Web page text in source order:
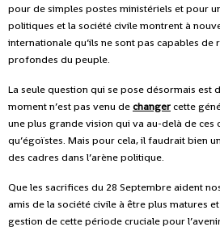
pour de simples postes ministériels et pour
politiques et la société civile montrent à
internationale qu’ils ne sont pas capables
profondes du peuple.
La seule question qui se pose désormais est
moment n’est pas venu dechangercette
une plus grande vision qui va au-delà de ces
qu’égoïstes. Mais pour cela, il faudrait bien
des cadres dans l’arène politique.
Que les sacrifices du 28 Septembre aident
amis de la société civile à être plus matures
gestion de cette période cruciale pour